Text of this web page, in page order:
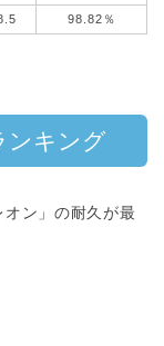
98.82％
ンキング
ン」の耐久が最